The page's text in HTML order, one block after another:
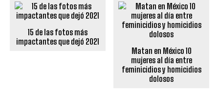
15 de las fotos más
impactantes que dejó 2021
Matan en México 10
mujeres al día entre
feminicidios y homicidios
dolosos